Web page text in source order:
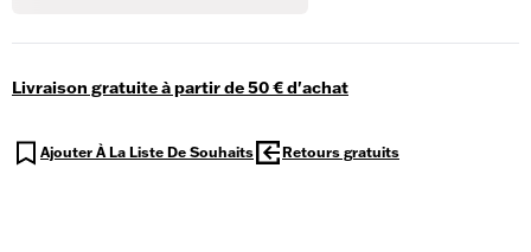
Livraison gratuite à partir de 50 € d'achat
Ajouter À La Liste De Souhaits Retours gratuits